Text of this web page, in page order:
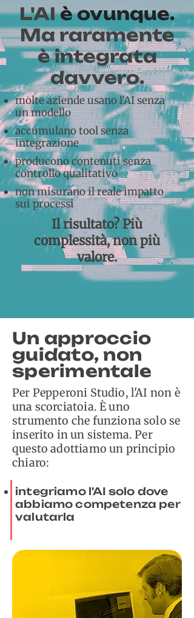
L'AIè ovunque.
Ma raramente
è integrata
davvero.
molte aziende usano l'AI senza
un modello
accumulano tool senza
integrazione
producono contenuti senza
controllo qualitativo
non misurano il reale impatto
sui processi
​Il risultato? Più
complessità, non più
valore.
Un approccio
guidato, non
sperimentale
​Per Pepperoni Studio, l'AI non è
una scorciatoia. È uno
strumento che funziona solo se
inserito in un sistema. Per
questo adottiamo un principio
chiaro:
integriamo l'AI solo dove
abbiamo competenza per
valutarla